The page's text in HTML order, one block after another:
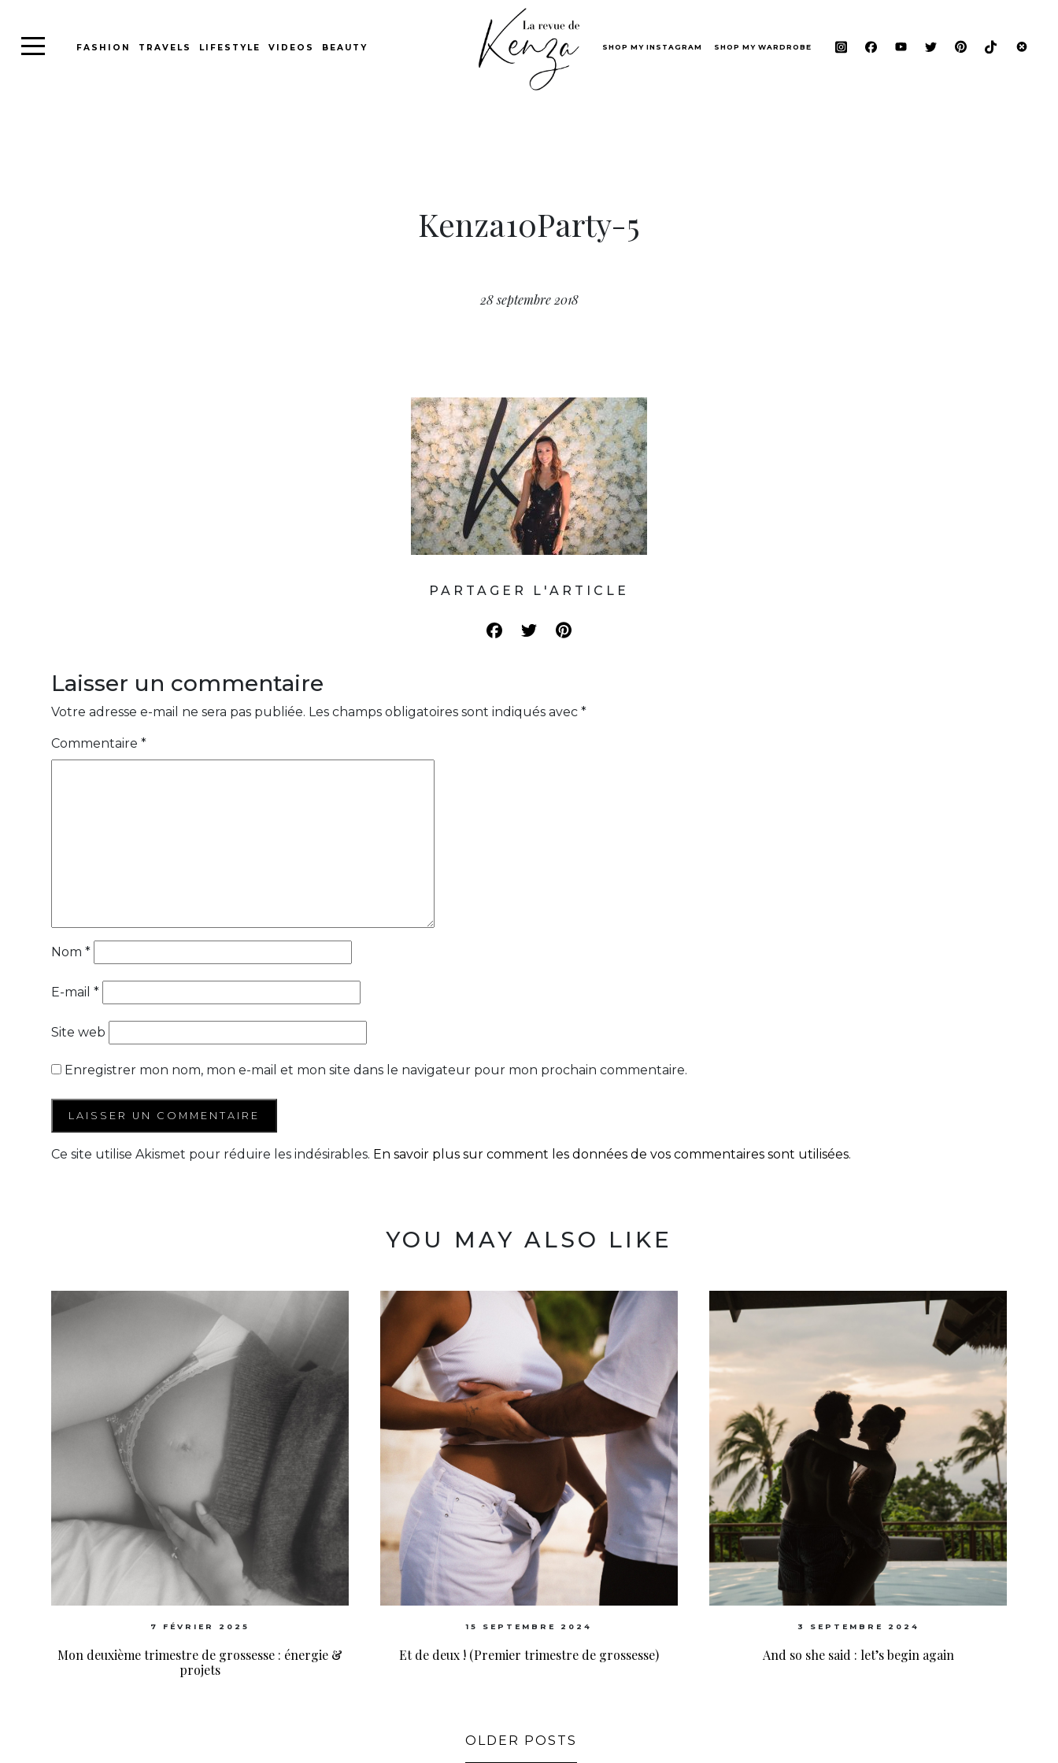
FASHION TRAVELS LIFESTYLE VIDEOS BEAUTY SHOP MY INSTAGRAM SHOP MY WARDROBE
Kenza10Party-5
28 septembre 2018
PARTAGER L'ARTICLE
Laisser un commentaire
Votre adresse e-mail ne sera pas publiée. Les champs obligatoires sont indiqués avec *
Commentaire *
Nom *
E-mail *
Site web
Enregistrer mon nom, mon e-mail et mon site dans le navigateur pour mon prochain commentaire.
Ce site utilise Akismet pour réduire les indésirables. En savoir plus sur comment les données de vos commentaires sont utilisées.
YOU MAY ALSO LIKE
7 FÉVRIER 2025
Mon deuxième trimestre de grossesse : énergie &
projets
15 SEPTEMBRE 2024
Et de deux ! (Premier trimestre de grossesse)
3 SEPTEMBRE 2024
And so she said : let’s begin again
OLDER POSTS